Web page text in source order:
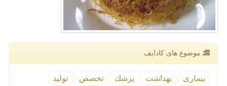
موضوع های كادایف
بیماری بهداشت پزشك تخصص
تولید